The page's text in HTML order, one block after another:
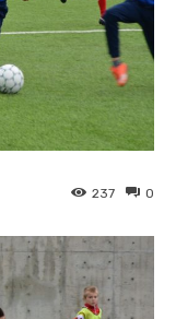
0
237